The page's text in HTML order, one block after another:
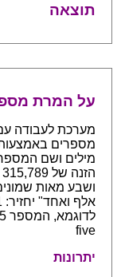
תוצאה
על המרת
מערכת לעבודה
מילים ושם המספר
ושבע מאות
five
יתרונות